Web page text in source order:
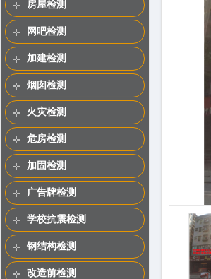
房屋检测
网吧检测
加建检测
烟囱检测
火灾检测
危房检测
加固检测
广告牌检测
学校抗震检测
钢结构检测
改造前检测